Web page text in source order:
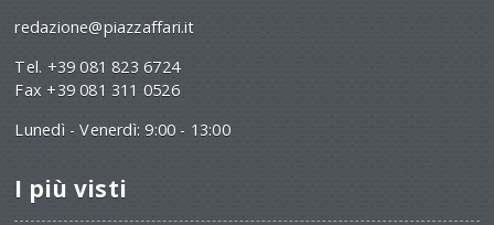
redazione@piazzaffari.it
Tel. +39 081 823 6724
Fax +39 081 311 0526
Lunedì - Venerdì: 9:00 - 13:00
I più visti